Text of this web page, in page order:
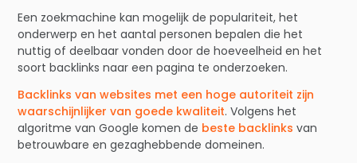
Een zoekmachine kan mogelijk de populariteit, het
onderwerp en het aantal personen bepalen die het
nuttig of deelbaar vonden door de hoeveelheid en het
soort backlinks naar een pagina te onderzoeken.
Backlinks van websites met een hoge autoriteit zijn
waarschijnlijker van goede kwaliteit. Volgens het
algoritme van Google komen de beste backlinks van
betrouwbare en gezaghebbende domeinen.